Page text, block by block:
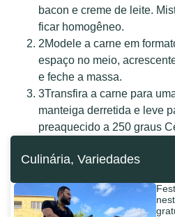
bacon e creme de leite.
ficar homogêneo.
2Modele a carne em
espaço no meio,
e feche a massa.
3Transfira a carne para
manteiga derretida e leve
preaquecido a 250 graus
Culinária, Variedades